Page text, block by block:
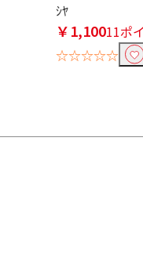
ｼﾔ
￥1,10011ポ
☆☆☆☆☆